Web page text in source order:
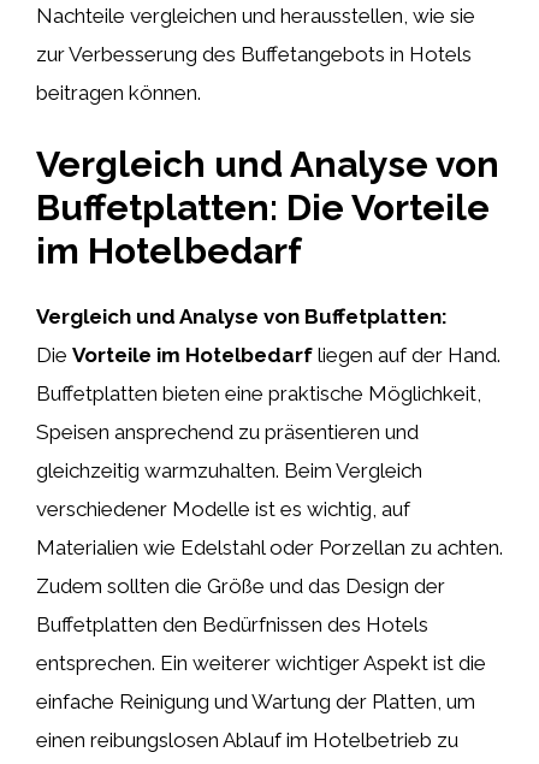
Nachteile vergleichen und herausstellen, wie sie
zur Verbesserung des Buffetangebots in Hotels
beitragen können.
Vergleich und Analyse von
Buffetplatten: Die Vorteile
im Hotelbedarf
Vergleich und Analyse von Buffetplatten:
Die Vorteile im Hotelbedarf liegen auf der Hand.
Buffetplatten bieten eine praktische Möglichkeit,
Speisen ansprechend zu präsentieren und
gleichzeitig warmzuhalten. Beim Vergleich
verschiedener Modelle ist es wichtig, auf
Materialien wie Edelstahl oder Porzellan zu achten.
Zudem sollten die Größe und das Design der
Buffetplatten den Bedürfnissen des Hotels
entsprechen. Ein weiterer wichtiger Aspekt ist die
einfache Reinigung und Wartung der Platten, um
einen reibungslosen Ablauf im Hotelbetrieb zu